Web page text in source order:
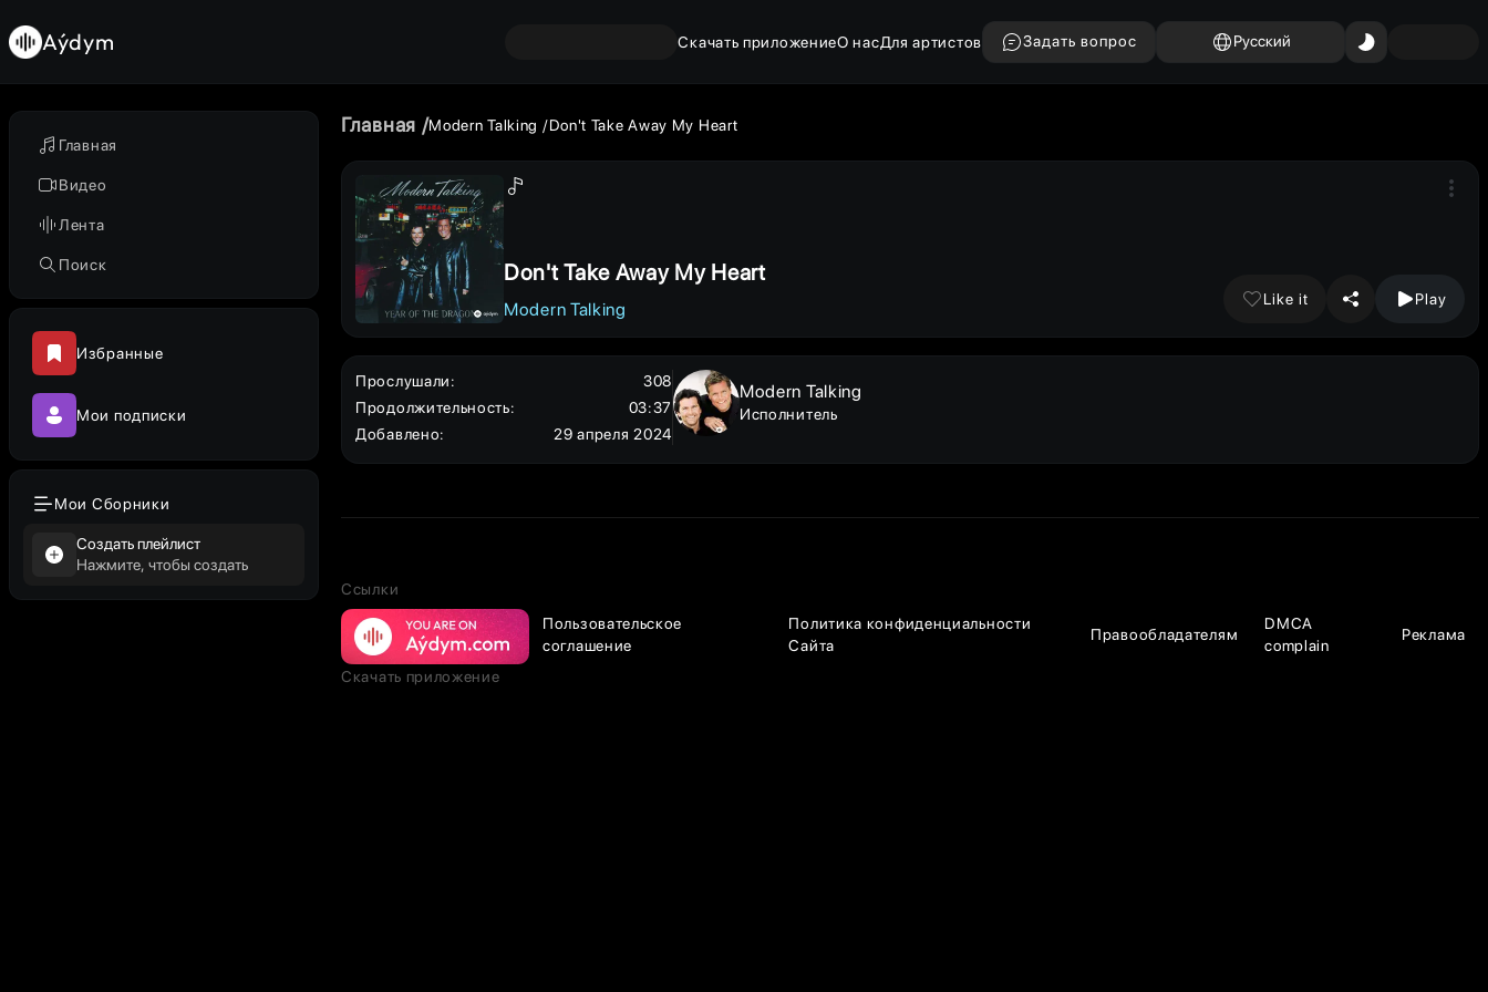
Главная
Видео
Лента
Поиск
Избранные
Мои подписки
Мои Сборники
Создать плейлист
Нажмите, чтобы создать
Aýdym Скачать приложениеО насДля артистов Задать вопрос Русский
Главная Modern Talking Don't Take Away My Heart
Don't Take Away My Heart
Modern Talking
Like it Play
Прослушали:
308
Продолжительность:
03:37
Добавлено: 29 апреля 2024
Modern Talking
Исполнитель
Ссылки
Пользовательское
соглашение
Политика конфиденциальности
Сайта
Правообладателям
DMCA
complain
Реклама
Скачать приложение